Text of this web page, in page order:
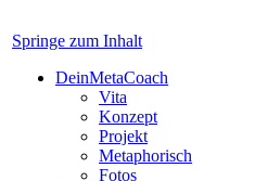
Springe zum Inhalt
DeinMetaCoach
Vita
Konzept
Projekt
Metaphorisch
Fotos